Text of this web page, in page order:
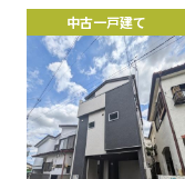
中古一戸建て